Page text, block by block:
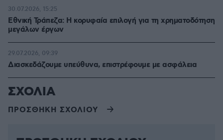
Εθνική Τράπεζα: Η κορυφαία επιλογή για τη χρηματοδότηση
μεγάλων έργων
30.07.2026, 15:25
Διασκεδάζουμε υπεύθυνα, επιστρέφουμε με ασφάλεια
29.07.2026, 09:39
ΣΧΟΛΙΑ
ΠΡΟΣΘΗΚΗ ΣΧΟΛΙΟΥ